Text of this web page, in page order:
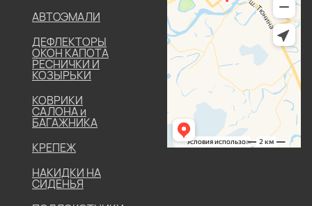
АВТОЭМАЛИ
ДЕФЛЕКТОРЫ
ОКОН КАПОТА
РЕСНИЧКИ И
КОЗЫРЬКИ
КОВРИКИ
САЛОНА и
БАГАЖНИКА
КРЕПЕЖ
НАКИДКИ НА
СИДЕНЬЯ